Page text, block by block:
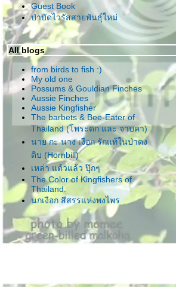
Guest Book
บำบัดไวรัสสายพันธุ์ใหม่
All blogs
from birds to fish :)
My old one
Possums & Gouldian Finches
Aussie Finches
Aussie Kingfisher
The barbets & Bee-Eater of
Thailand (โพระดก และ จาบคา)
นาย กะ นาง เงือก รักแท้ในป่าดง
ดิบ (Hornbill)
เหล่า แต้วแล้ว ปุ๊กๆ
The Color of Kingfishers of
Thailand.
นกเงือก สีสรรแห่งพงไพร
ขุนแผนแสนสะท้าน
เขนน้อยไซบีเรีย+เจ้าเดินดงหัวสี
ส้ม+มด